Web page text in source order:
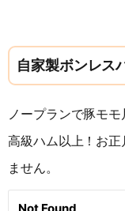
自家製ボンレス
ノープランで豚モ
高級ハム以上！お
ません。